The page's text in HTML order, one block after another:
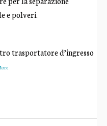
e polveri.
trasportatore d’ingresso